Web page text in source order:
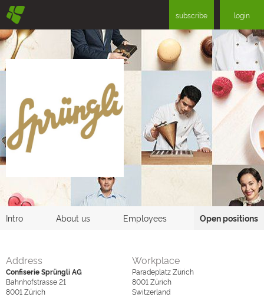
§ subscribe login
Intro About us Employees Open positions
Address
Confiserie Sprüngli AG
Bahnhofstrasse 21
8001 Zürich
Workplace
Paradeplatz Zürich
8001 Zürich
Switzerland